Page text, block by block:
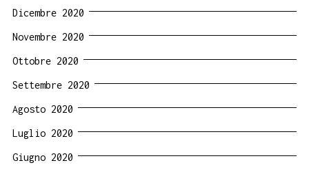
Dicembre 2020
Novembre 2020
Ottobre 2020
Settembre 2020
Agosto 2020
Luglio 2020
Giugno 2020